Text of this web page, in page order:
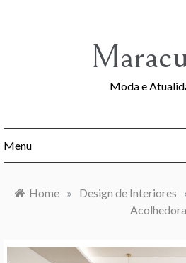
Moda e
Menu
Home » Design de Interiores
Acolhedora